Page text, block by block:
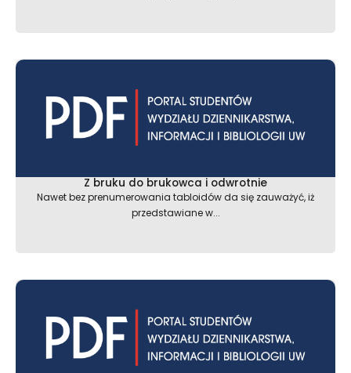
Z bruku do brukowca i odwrotnie
Nawet bez prenumerowania tabloidów da się zauważyć, iż
przedstawiane w...